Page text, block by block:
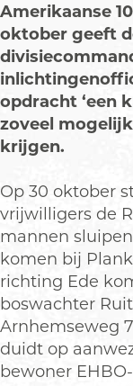
Amerikaanse
oktober geeft
opdracht ‘een
zoveel
krijgen.
Op 30 oktober
vrijwilligers de
mannen
komen bij
richting Ede
boswachter
Arnhemseweg
duidt op
bewoner